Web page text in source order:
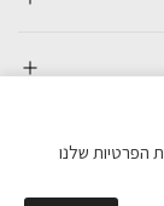
הפרטיות שלנו